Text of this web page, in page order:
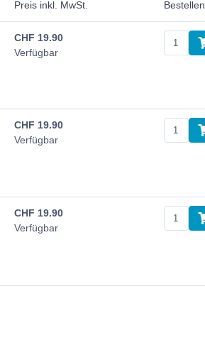
Preis inkl. MwSt. Bestellen
CHF 19.90
Verfügbar
CHF 19.90
Verfügbar
CHF 19.90
Verfügbar